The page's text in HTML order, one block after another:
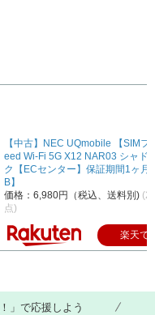
【中古】NEC UQmobile 【SIMフ
eed Wi-Fi 5G X12 NAR03 シャド
ク【ECセンター】保証期間1ヶ月
B】
価格：6,980円（税込、送料別)
点)
楽天で
」で応援しよう